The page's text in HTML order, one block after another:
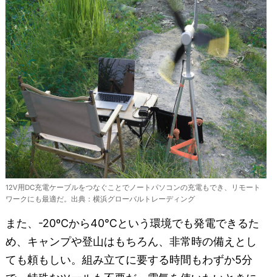
12V用DC充電ケーブルをつなぐことでノートパソコンの充電もでき、リモート
ワークにも最適だ。出典：横浜グローバルトレーディング
また、-20ºCから40°C‬という環境でも発電できるた
め、キャンプや登山はもちろん、非常時の備えとし
ても頼もしい。組み立てに要する時間もわずか5分